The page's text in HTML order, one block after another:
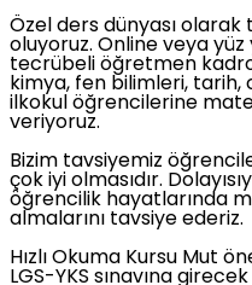
Özel ders dünyası olarak
oluyoruz. Online veya yüz
tecrübeli öğretmen
kimya, fen bilimleri, tarih,
ilkokul öğrencilerine
veriyoruz.
Bizim tavsiyemiz
çok iyi olmasıdır.
öğrencilik hayatlarında
almalarını tavsiye ederiz.
Hızlı Okuma Kursu Mut
LGS-YKS sınavına